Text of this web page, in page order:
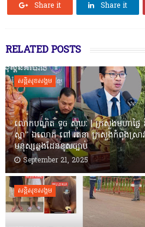
Share it Share it
RELATED POSTS
សន្តិសុខសង្គម
លោកបណ្ឌិត ទូច សុឃៈ | ក្រសួងមហាផ្ទៃ នឹ
ស្នា” ឯលោក ពៅ រតនា ក្រសួងកំពុងស្រ
មនុស្សឆ្លងដែនខុសច្បាប់
September 21, 2025
សន្តិសុខសង្គម